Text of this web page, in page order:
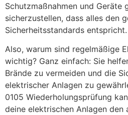
Schutzmaßnahmen und Geräte
sicherzustellen, dass alles den
Sicherheitsstandards entspricht.
Also, warum sind regelmäßige
wichtig? Ganz einfach: Sie
Brände zu vermeiden und die
elektrischer Anlagen zu
0105 Wiederholungsprüfung
deine elektrischen Anlagen den